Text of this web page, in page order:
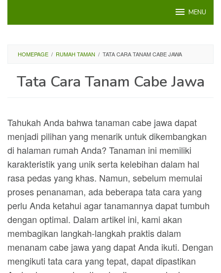
MENU
HOMEPAGE / RUMAH TAMAN / TATA CARA TANAM CABE JAWA
Tata Cara Tanam Cabe Jawa
Tahukah Anda bahwa tanaman cabe jawa dapat
menjadi pilihan yang menarik untuk dikembangkan
di halaman rumah Anda? Tanaman ini memiliki
karakteristik yang unik serta kelebihan dalam hal
rasa pedas yang khas. Namun, sebelum memulai
proses penanaman, ada beberapa tata cara yang
perlu Anda ketahui agar tanamannya dapat tumbuh
dengan optimal. Dalam artikel ini, kami akan
membagikan langkah-langkah praktis dalam
menanam cabe jawa yang dapat Anda ikuti. Dengan
mengikuti tata cara yang tepat, dapat dipastikan